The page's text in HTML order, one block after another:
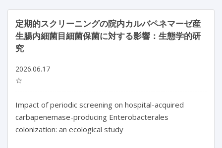
定期的スクリーニングの院内カルバペネマーゼ産
生腸内細菌目細菌保菌に対する影響：生態学的研
究
2026.06.17
☆
Impact of periodic screening on hospital-acquired
carbapenemase-producing Enterobacterales
colonization: an ecological study